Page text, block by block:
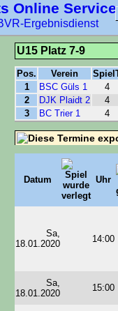
Online Service
Ergebnisdienst
U15 Platz 7-9
Pos. Verein
1
BSC Güls 1
4
2
DJK Plaidt 2
4
3
BC Trier 1 4
Datum Uhr
Sa,
18.01.2020
14:00
Sa,
18.01.2020
15:00